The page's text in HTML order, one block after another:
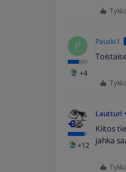
P
+4
Pauski1
+12
Lautturi
Kiitos
jahka